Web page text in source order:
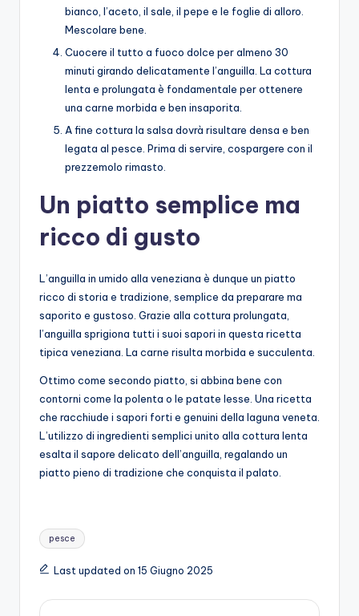
bianco, l’aceto, il sale, il pepe e le foglie di alloro.
Mescolare bene.
Cuocere il tutto a fuoco dolce per almeno 30
minuti girando delicatamente l’anguilla. La cottura
lenta e prolungata è fondamentale per ottenere
una carne morbida e ben insaporita.
A fine cottura la salsa dovrà risultare densa e ben
legata al pesce. Prima di servire, cospargere con il
prezzemolo rimasto.
Un piatto semplice ma
ricco di gusto
L’anguilla in umido alla veneziana è dunque un piatto
ricco di storia e tradizione, semplice da preparare ma
saporito e gustoso. Grazie alla cottura prolungata,
l’anguilla sprigiona tutti i suoi sapori in questa ricetta
tipica veneziana. La carne risulta morbida e succulenta.
Ottimo come secondo piatto, si abbina bene con
contorni come la polenta o le patate lesse. Una ricetta
che racchiude i sapori forti e genuini della laguna veneta.
L’utilizzo di ingredienti semplici unito alla cottura lenta
esalta il sapore delicato dell’anguilla, regalando un
piatto pieno di tradizione che conquista il palato.
Tags:
pesce
Last updated on 15 Giugno 2025